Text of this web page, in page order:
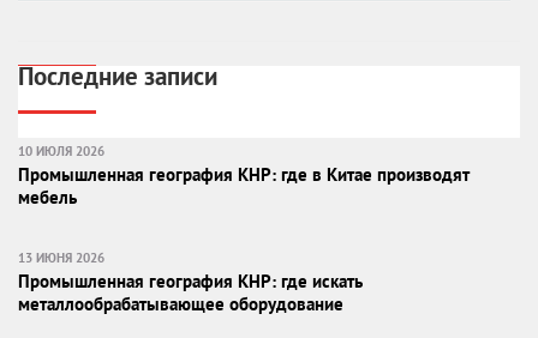
Последние записи
10 ИЮЛЯ 2026
Промышленная география КНР: где в Китае производят
мебель
13 ИЮНЯ 2026
Промышленная география КНР: где искать
металлообрабатывающее оборудование